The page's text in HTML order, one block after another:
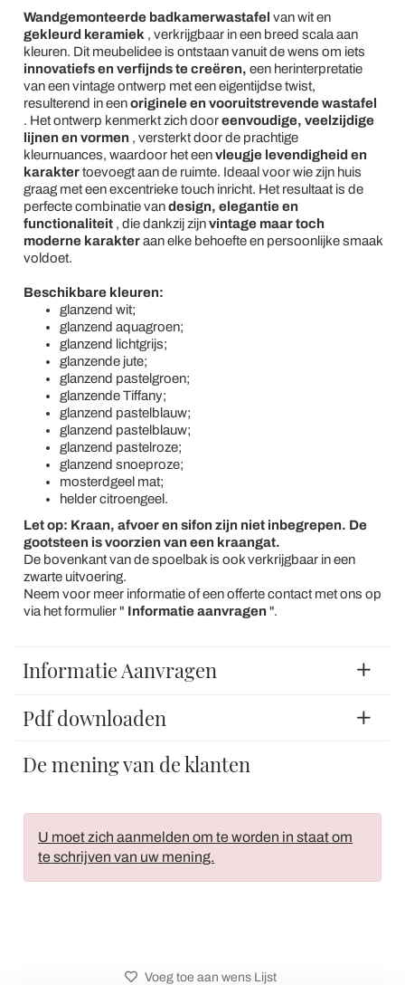
Wandgemonteerde badkamerwastafel van wit en
gekleurd keramiek , verkrijgbaar in een breed scala aan
kleuren. Dit meubelidee is ontstaan vanuit de wens om iets
innovatiefs en verfijnds te creëren, een herinterpretatie
van een vintage ontwerp met een eigentijdse twist,
resulterend in eenoriginele en vooruitstrevende wastafel
. Het ontwerp kenmerkt zich dooreenvoudige, veelzijdige
lijnen en vormen , versterkt door de prachtige
kleurnuances, waardoor het eenvleugje levendigheid en
karaktertoevoegt aan de ruimte. Ideaal voor wie zijn huis
graag met een excentrieke touch inricht. Het resultaat is de
perfecte combinatie vandesign, elegantie en
functionaliteit, die dankzij zijnvintage maar toch
moderne karakteraan elke behoefte en persoonlijke smaak
voldoet.
Beschikbare kleuren:
glanzend wit;
glanzend aquagroen;
glanzend lichtgrijs;
glanzende jute;
glanzend pastelgroen;
glanzende Tiffany;
glanzend pastelblauw;
glanzend pastelblauw;
glanzend pastelroze;
glanzend snoeproze;
mosterdgeel mat;
helder citroengeel.
Let op: Kraan, afvoer en sifon zijn niet inbegrepen. De
gootsteen is voorzien van een kraangat.
De bovenkant van de spoelbak is ook verkrijgbaar in een
zwarte uitvoering.
Neem voor meer informatie of een offerte contact met ons op
via het formulier " Informatie aanvragen ".
Informatie Aanvragen
Pdf downloaden
De mening van de klanten
U moet zich aanmelden om te worden in staat om
te schrijven van uw mening.
Voeg toe aan wens Lijst